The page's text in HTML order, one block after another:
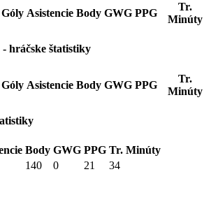
Góly Asistencie Body GWG PPG
Tr.
Minúty
- hráčske štatistiky
Góly Asistencie Body GWG PPG
Tr.
Minúty
Body GWG PPG Tr. Minúty
140 0 21 34